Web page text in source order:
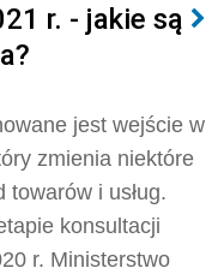
r. - jakie są
jest wejście w
zmienia niektóre
i usług.
konsultacji
r. Ministerstwo